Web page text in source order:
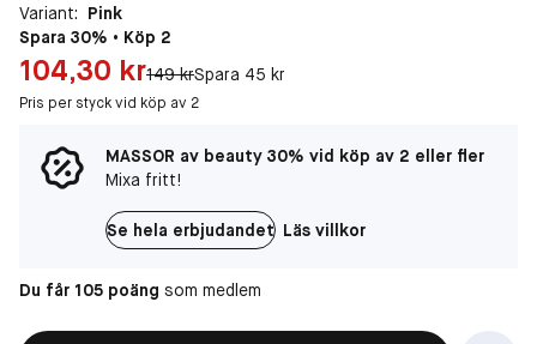
Variant: Pink
Spara 30% • Köp 2
Pris: 104,30 kr
104,30 krOriginal pris:
149 krSpara 45 kr
Pris per styck vid köp av 2
MASSOR av beauty 30% vid köp av 2 eller fler
Mixa fritt!
Se hela erbjudandet Läs villkor
Du får 105 poäng som medlem